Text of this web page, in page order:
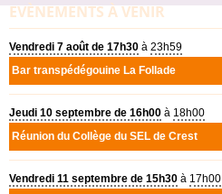
EVÈNEMENTS À VENIR
Vendredi 7 août de 17h30 à 23h59
Bar transpédégouine La Follade
Jeudi 10 septembre de 16h00 à 18h00
Réunion du Collège du SEL de Crest
Vendredi 11 septembre de 15h30 à 17h00